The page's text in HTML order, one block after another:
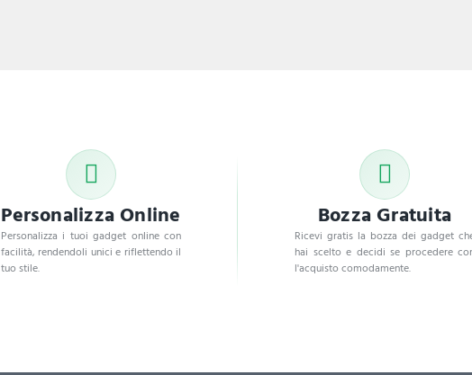
Personalizza Online
Personalizza i tuoi gadget online con
facilità, rendendoli unici e riflettendo il
tuo stile.
Bozza Gratuita
Ricevi gratis la bozza dei gadget
hai scelto e decidi se procedere
l'acquisto comodamente.